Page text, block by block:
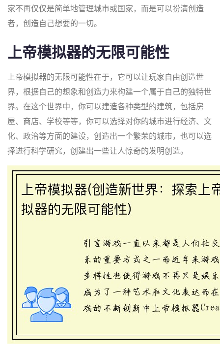
家不再仅仅是简单地管理城市或国家，而是可以扮演创造
者，创造自己想要的一切。
上帝模拟器的无限可能性
上帝模拟器的无限可能性在于，它可以让玩家自由创造世
界，根据自己的想象和创造力来构建一个属于自己的独特世
界。在这个世界中，你可以建造各种类型的建筑，包括房
屋、商店、学校等等，你可以选择对你的城市进行经济、文
化、政治等方面的建设，创造出一个繁荣的城市，也可以选
择进行科学研究，创建出一些让人惊奇的发明创造。